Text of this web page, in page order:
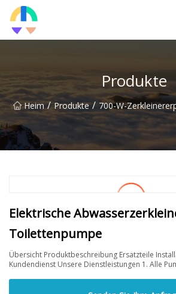
Produkte
Heim / Produkte / 700-W-
Elektrische
Toilettenpumpe
Übersicht Produktbeschreibung Ersatzteile
Kundendienst Unsere Dienstleistungen 1. Alle